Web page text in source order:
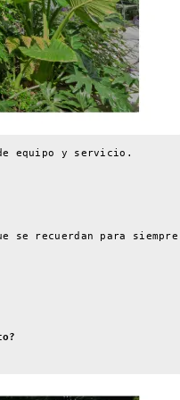
equipo y servicio.
recuerdan para